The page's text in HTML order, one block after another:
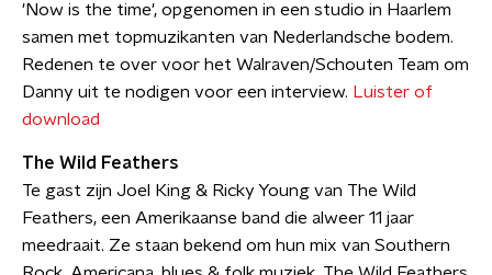
'Now is the time', opgenomen in een studio in Haarlem
samen met topmuzikanten van Nederlandsche bodem.
Redenen te over voor het Walraven/Schouten Team om
Danny uit te nodigen voor een interview. Luister of
download
The Wild Feathers
Te gast zijn Joel King & Ricky Young van The Wild
Feathers, een Amerikaanse band die alweer 11 jaar
meedraait. Ze staan bekend om hun mix van Southern